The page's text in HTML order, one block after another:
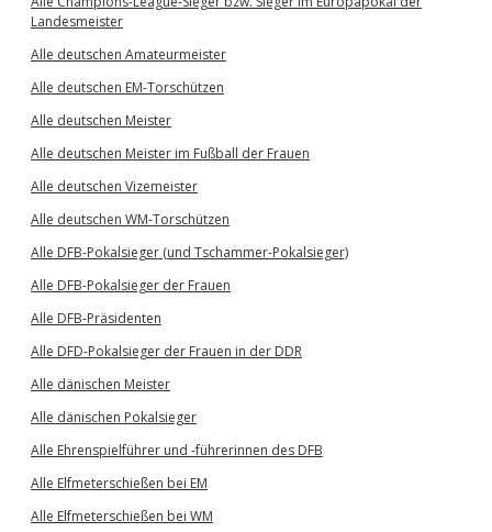
Landesmeister
Alle deutschen Amateurmeister
Alle deutschen EM-Torschützen
Alle deutschen Meister
Alle deutschen Meister im Fußball der Frauen
Alle deutschen Vizemeister
Alle deutschen WM-Torschützen
Alle DFB-Pokalsieger (und Tschammer-Pokalsieger)
Alle DFB-Pokalsieger der Frauen
Alle DFB-Präsidenten
Alle DFD-Pokalsieger der Frauen in der DDR
Alle dänischen Meister
Alle dänischen Pokalsieger
Alle Ehrenspielführer und -führerinnen des DFB
Alle Elfmeterschießen bei EM
Alle Elfmeterschießen bei WM